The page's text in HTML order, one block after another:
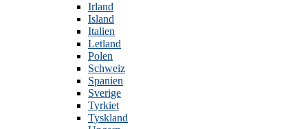
Irland
Island
Italien
Letland
Polen
Schweiz
Spanien
Sverige
Tyrkiet
Tyskland